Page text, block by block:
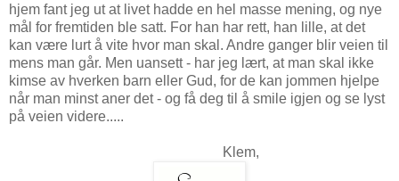
hjem fant jeg ut at livet hadde en hel masse mening, og nye
mål for fremtiden ble satt. For han har rett, han lille, at det
kan være lurt å vite hvor man skal. Andre ganger blir veien til
mens man går. Men uansett - har jeg lært, at man skal ikke
kimse av hverken barn eller Gud, for de kan jommen hjelpe
når man minst aner det - og få deg til å smile igjen og se lyst
på veien videre.....
Klem,